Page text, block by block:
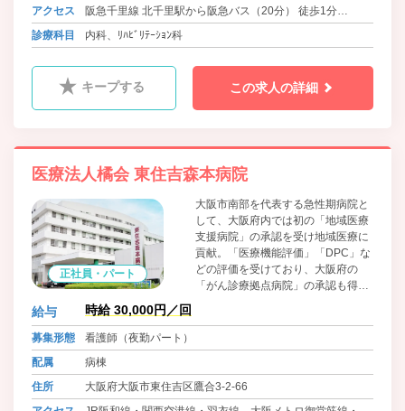
アクセス
阪急千里線 北千里駅から阪急バス（20分） 徒歩1分
大阪メトロ御堂筋線・北大阪急行線 千里中央駅から阪急バ
診療科目 内科、ﾘﾊﾋﾞﾘﾃｰｼｮﾝ科
キープする この求人の詳細
医療法人橘会 東住吉森本病院
正社員・パート
大阪市南部を代表する急性期病院と
して、大阪府内では初の「地域医療
支援病院」の承認を受け地域医療に
貢献。「医療機能評価」「DPC」な
どの評価を受けており、大阪府の
「がん診療拠点病院」の承認も得て
給与 時給 30,000円／回
募集形態
看護師（夜勤パート）
配属
病棟
住所
大阪府大阪市東住吉区鷹合3-2-66